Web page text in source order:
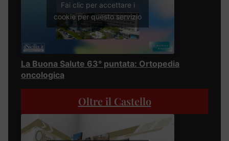
Fai clic per accettare i
cookie per questo servizio
La Buona Salute 63° puntata: Ortopedia
oncologica
Oltre il Castello